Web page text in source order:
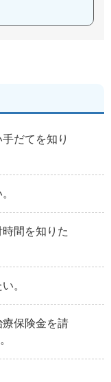
だてを知り
時間を知りた
。
療保険金を請